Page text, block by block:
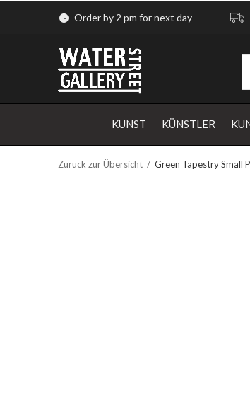
KUNST KÜNSTLER
Order by 2 pm for next day
Zurück zur Übersicht Green Tapestry Small